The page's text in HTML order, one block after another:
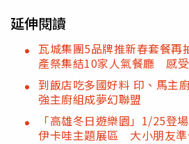
延伸閱讀
瓦城集團5品牌推新春套餐
產祭集結10家人氣餐廳 感
到飯店吃多國好料 印、馬主
強主廚組成夢幻聯盟
「高雄冬日遊樂園」1/25登
伊卡哇主題展區 大小朋友準